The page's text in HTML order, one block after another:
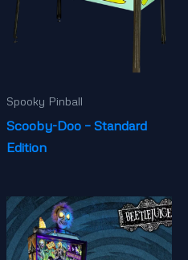
Spooky Pinball
Scooby-Doo – Standard
Edition